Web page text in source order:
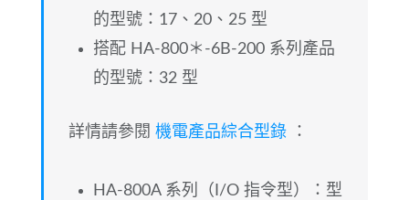
的型號：17、20、25 型
搭配 HA-800＊-6B-200 系列產品
的型號：32 型
詳情請參閱 機電產品綜合型錄：
HA-800A 系列（I/O 指令型）：型